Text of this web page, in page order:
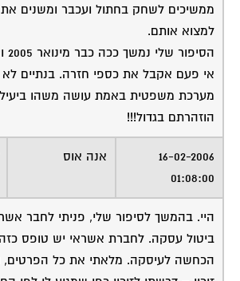
ממשיכים לשחק בחתול ועכבר ומשנים את
למצוא אותם.
אי פעם אקבל את כספי חזרה. בנתיים
מערכת משפטית באמת עושה משהו
הוזהרתם בגדול!!!
16-02-2006
01:08:00
אנה אוס
היי. בהמשך לסיפור שלי, פניתי לחבר
ביטול עסקה. לחברת אשראי יש טופס
הכחשה לעיסקה. מלאתי את כל הפרטים,